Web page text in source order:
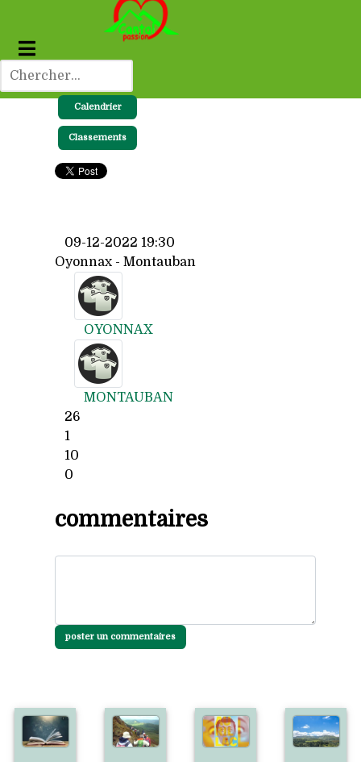
Calendrier
Classements
09-12-2022 19:30
Oyonnax - Montauban
OYONNAX
MONTAUBAN
26
1
10
0
commentaires
poster un commentaires